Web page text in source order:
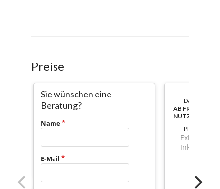
Preise
Sie wünschen eine
Beratung?
Name
E-Mail
DAUER:
AB
NUTZBAR
PREIS
Exkl. Mwst.
Inkl. Mwst.